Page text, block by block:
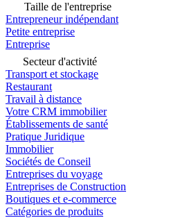
Taille de l'entreprise
Entrepreneur indépendant
Petite entreprise
Entreprise
Secteur d'activité
Transport et stockage
Restaurant
Travail à distance
Votre CRM immobilier
Établissements de santé
Pratique Juridique
Immobilier
Sociétés de Conseil
Entreprises du voyage
Entreprises de Construction
Boutiques et e-commerce
Catégories de produits